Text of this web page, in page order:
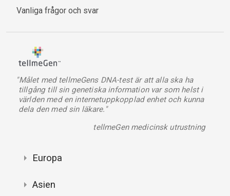
Vanliga frågor och svar
"Målet med tellmeGens DNA-test är att alla ska ha
tillgång till sin genetiska information var som helst i
världen med en internetuppkopplad enhet och kunna
dela den med sin läkare."
tellmeGen medicinsk utrustning
Europa
Asien